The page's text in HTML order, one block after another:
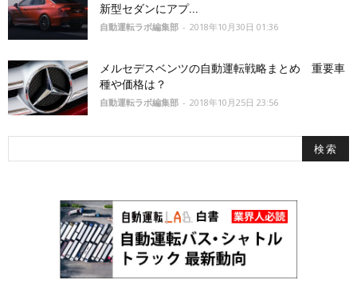
新型セダンにアプ...
自動運転ラボ編集部 - 2018年10月30日 01:36
メルセデスベンツの自動運転戦略まとめ 重要車
種や価格は？
自動運転ラボ編集部 - 2018年10月25日 23:56